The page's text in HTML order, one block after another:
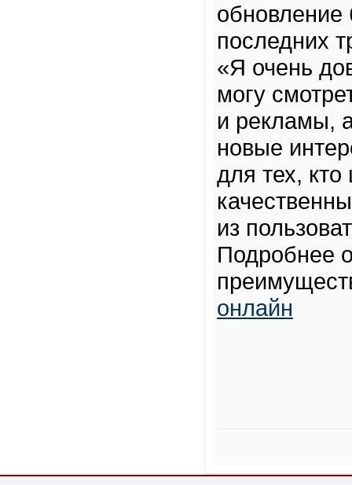
обновление
последних
«Я очень
могу
и рекламы,
новые
для тех, кто
из
Подробнее
онлайн